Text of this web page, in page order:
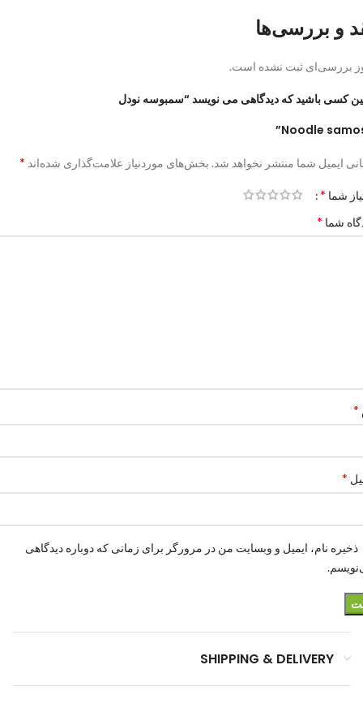
و بررسی‌ها
بررسی‌ای ثبت نشده است.
کسی باشید که دیدگاهی می نویسد “سمبوسه نودل
Noodle
ایمیل شما منتشر نخواهد شد. بخش‌های موردنیاز علامت‌گذاری شده‌اند *
شما *
شما *
*
*
ذخیره نام، ایمیل و وبسایت من در مرورگر برای زمانی که دوباره دیدگاهی
SHIPPING & DELIVERY